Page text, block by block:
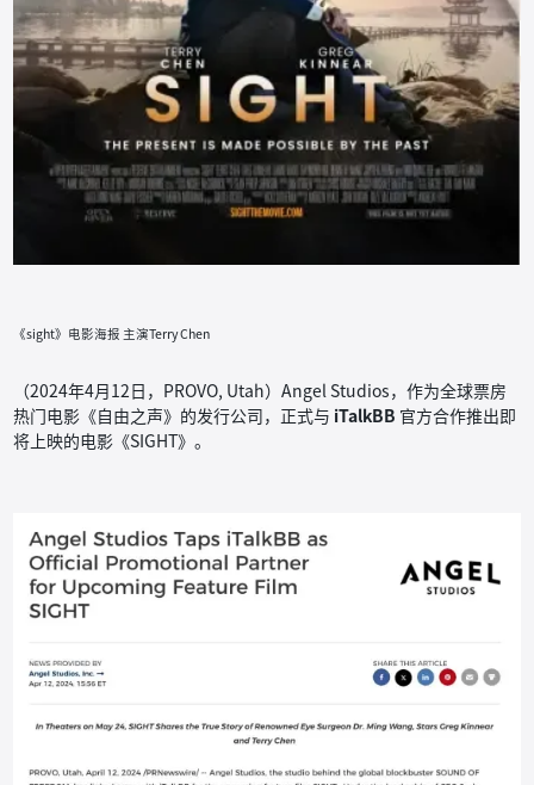
《sight》电影海报 主演Terry Chen
（2024年4月12日，PROVO, Utah）Angel Studios，作为全球票房
热门电影《自由之声》的发行公司，正式与 iTalkBB 官方合作推出即
将上映的电影《SIGHT》。